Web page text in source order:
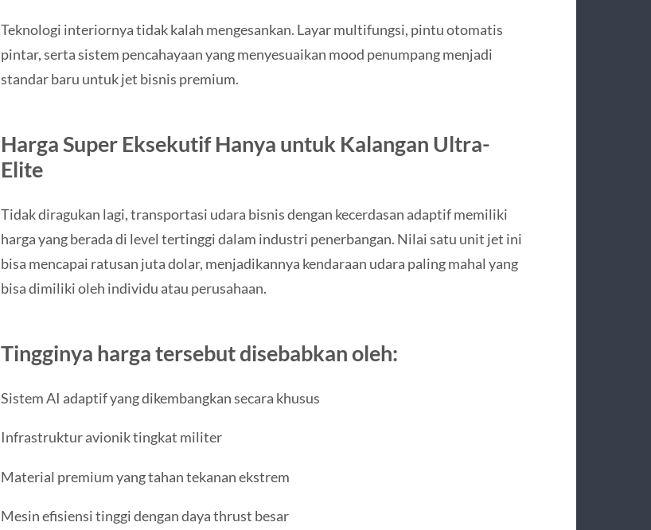
Teknologi interiornya tidak kalah mengesankan. Layar multifungsi, pintu otomatis
pintar, serta sistem pencahayaan yang menyesuaikan mood penumpang menjadi
standar baru untuk jet bisnis premium.
Harga Super Eksekutif Hanya untuk Kalangan Ultra-
Elite
Tidak diragukan lagi, transportasi udara bisnis dengan kecerdasan adaptif memiliki
harga yang berada di level tertinggi dalam industri penerbangan. Nilai satu unit jet ini
bisa mencapai ratusan juta dolar, menjadikannya kendaraan udara paling mahal yang
bisa dimiliki oleh individu atau perusahaan.
Tingginya harga tersebut disebabkan oleh:
Sistem AI adaptif yang dikembangkan secara khusus
Infrastruktur avionik tingkat militer
Material premium yang tahan tekanan ekstrem
Mesin efisiensi tinggi dengan daya thrust besar